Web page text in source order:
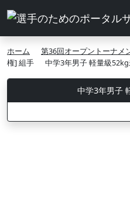
ホーム 第36回オープントーナメ
権] 組手
中学3年男子 軽量級
中学3年男子